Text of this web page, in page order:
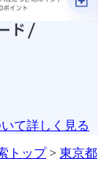
て詳しく見る
トップ> 東京都